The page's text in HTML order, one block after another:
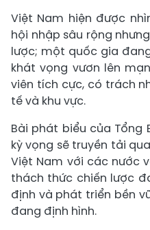
Việt Nam hiện được
hội nhập sâu rộng
lược; một quốc gia
khát vọng vươn lên
viên tích cực, có trách
tế và khu vực.
Bài phát biểu của Tổng
kỳ vọng sẽ truyền tải
Việt Nam với các nước
thách thức chiến lược
định và phát triển bền
đang định hình.